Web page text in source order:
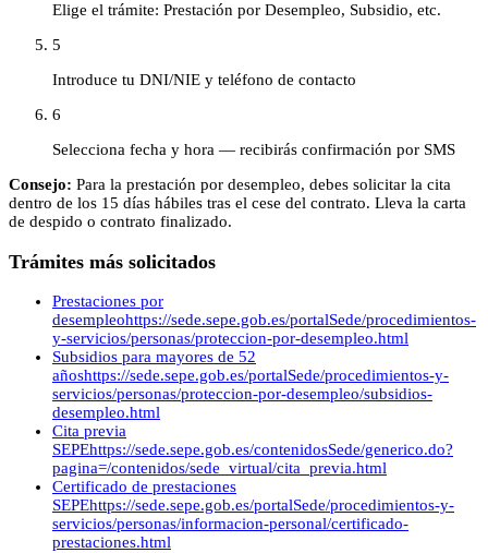
Elige el trámite: Prestación por Desempleo, Subsidio, etc.
5
Introduce tu DNI/NIE y teléfono de contacto
6
Selecciona fecha y hora — recibirás confirmación por SMS
Consejo: Para la prestación por desempleo, debes solicitar la cita
dentro de los 15 días hábiles tras el cese del contrato. Lleva la carta
de despido o contrato finalizado.
Trámites más solicitados
Prestaciones por
desempleohttps://sede.sepe.gob.es/portalSede/procedimientos-
y-servicios/personas/proteccion-por-desempleo.html
Subsidios para mayores de 52
añoshttps://sede.sepe.gob.es/portalSede/procedimientos-y-
servicios/personas/proteccion-por-desempleo/subsidios-
desempleo.html
Cita previa
SEPEhttps://sede.sepe.gob.es/contenidosSede/generico.do?
pagina=/contenidos/sede_virtual/cita_previa.html
Certificado de prestaciones
SEPEhttps://sede.sepe.gob.es/portalSede/procedimientos-y-
servicios/personas/informacion-personal/certificado-
prestaciones.html